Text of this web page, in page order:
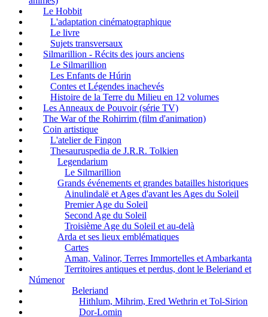
Le Hobbit
L'adaptation cinématographique
Le livre
Sujets transversaux
Silmarillion - Récits des jours anciens
Le Silmarillion
Les Enfants de Húrin
Contes et Légendes inachevés
Histoire de la Terre du Milieu en 12 volumes
Les Anneaux de Pouvoir (série TV)
The War of the Rohirrim (film d'animation)
Coin artistique
L'atelier de Fingon
Thesauruspedia de J.R.R. Tolkien
Legendarium
Le Silmarillion
Grands événements et grandes batailles historiques
Ainulindalë et Ages d'avant les Ages du Soleil
Premier Age du Soleil
Second Age du Soleil
Troisième Age du Soleil et au-delà
Arda et ses lieux emblématiques
Cartes
Aman, Valinor, Terres Immortelles et Ambarkanta
Territoires antiques et perdus, dont le Beleriand et
Númenor
Beleriand
Hithlum, Mihrim, Ered Wethrin et Tol-Sirion
Dor-Lomin